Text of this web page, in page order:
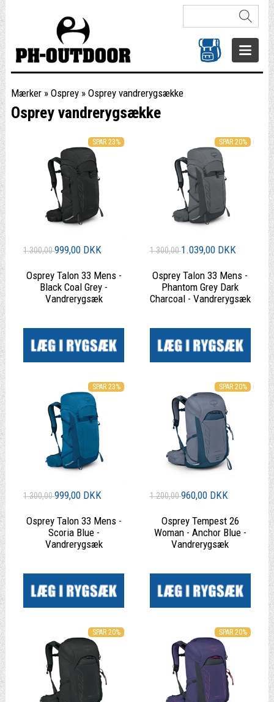
Mærker» Osprey» Osprey vandrerygsække
Osprey vandrerygsække
SPAR 23%
1.300,00999,00 DKK
Osprey Talon 33 Mens -
Black Coal Grey -
Vandrerygsæk
SPAR 20%
1.300,001.039,00 DKK
Osprey Talon 33 Mens -
Phantom Grey Dark
Charcoal - Vandrerygsæk
SPAR 23%
1.300,00999,00 DKK
Osprey Talon 33 Mens -
Scoria Blue -
Vandrerygsæk
SPAR 20%
1.200,00960,00 DKK
Osprey Tempest 26
Woman - Anchor Blue -
Vandrerygsæk
SPAR 20% SPAR 20%